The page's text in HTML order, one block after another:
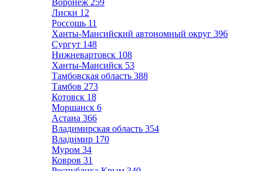
Воронеж 259
Лиски 12
Россошь 11
Ханты-Мансийский автономный округ 396
Сургут 148
Нижневартовск 108
Ханты-Мансийск 53
Тамбовская область 388
Тамбов 273
Котовск 18
Моршанск 6
Астана 366
Владимирская область 354
Владимир 170
Муром 34
Ковров 31